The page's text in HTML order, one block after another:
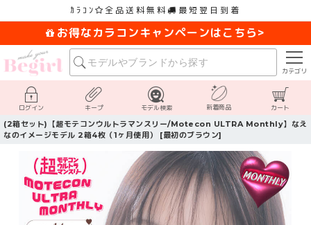
ｶﾗｺﾝ 全品送料無料 最短翌日到着
お得なカラコンキャンペーンはこちら>
カテゴリ
ログイン キープ モデル検索 新着商品 カート
(2箱セット)【超モテコンウルトラマンスリー/Motecon ULTRA Monthly】なえ
なのイメージモデル 2箱4枚（1ヶ月使用） [最初のブラウン]